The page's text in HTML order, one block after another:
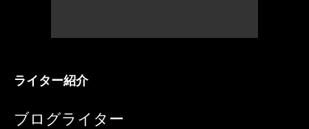
ライター紹介
ブログライター